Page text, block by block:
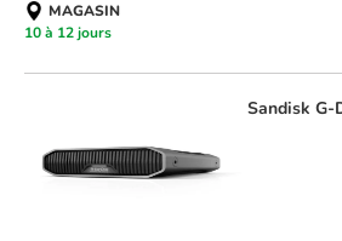
MAGASIN
10 à 12 jours
Sandisk G-